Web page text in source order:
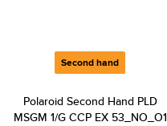
Second hand
Polaroid Second Hand PLD
MSGM 1/G CCP EX 53_NO_O1